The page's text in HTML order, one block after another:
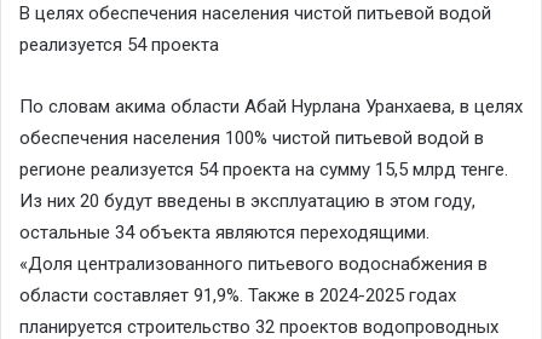
В целях обеспечения населения чистой питьевой водой
реализуется 54 проекта
По словам акима области Абай Нурлана Уранхаева, в целях
обеспечения населения 100% чистой питьевой водой в
регионе реализуется 54 проекта на сумму 15,5 млрд тенге.
Из них 20 будут введены в эксплуатацию в этом году,
остальные 34 объекта являются переходящими.
«Доля централизованного питьевого водоснабжения в
области составляет 91,9%. Также в 2024-2025 годах
планируется строительство 32 проектов водопроводных